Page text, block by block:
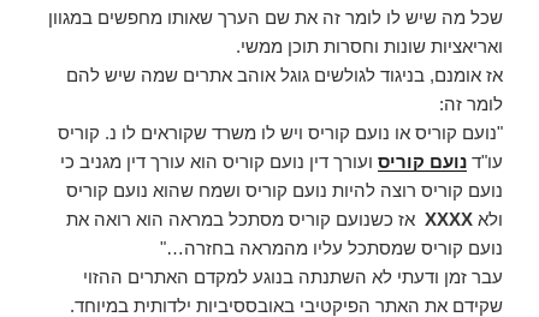
שכל מה שיש לו לומר זה את שם הערך שאותו מחפשים במגוון
ואריאציות שונות וחסרות תוכן ממשי.
אז אומנם, בניגוד לגולשים גוגל אוהב אתרים שמה שיש להם
לומר זה:
"נועם קוריס או נועם קוריס ויש לו משרד שקוראים לו נ. קוריס
עו"ד נועם קוריס ועורך דין נועם קוריס הוא עורך דין מגניב כי
נועם קוריס רוצה להיות נועם קוריס ושמח שהוא נועם קוריס
ולא XXXX אז כשנועם קוריס מסתכל במראה הוא רואה את
נועם קוריס שמסתכל עליו מהמראה בחזרה…"
עבר זמן ודעתי לא השתנתה בנוגע למקדם האתרים ההזוי
שקידם את האתר הפיקטיבי באובססיביות ילדותית במיוחד.